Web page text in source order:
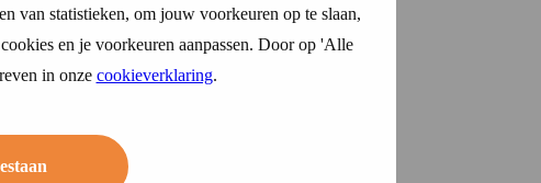
van statistieken, om jouw voorkeuren op te slaan,
en je voorkeuren aanpassen. Door op 'Alle
in onze cookieverklaring.